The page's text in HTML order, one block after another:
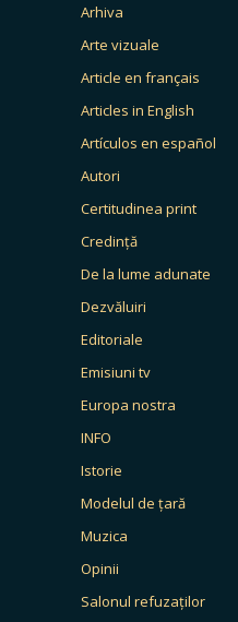
Arhiva
Arte vizuale
Article en français
Articles in English
Artículos en español
Autori
Certitudinea print
Credință
De la lume adunate
Dezvăluiri
Editoriale
Emisiuni tv
Europa nostra
INFO
Istorie
Modelul de țară
Muzica
Opinii
Salonul refuzaților